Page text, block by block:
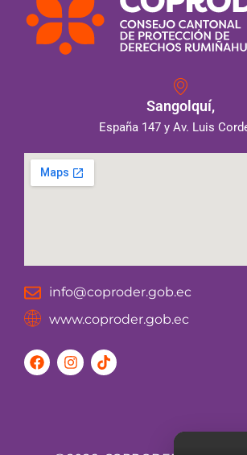
Sangolquí,
España 147 y Av. Luis
info@coproder.gob.ec
www.coproder.gob.ec
F
a
I
n
T
i